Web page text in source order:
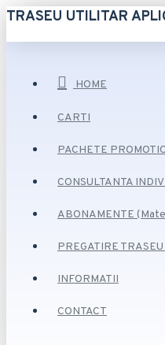
TRASEU UTILITAR
HOME
CARTI
PACHETE
CONSULTANTA
ABONAMENTE
PREGATIRE
INFORMATII
CONTACT